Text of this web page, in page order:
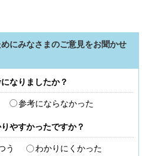
にみなさまのご意見をお聞かせ
なりましたか？
参考にならなかった
やすかったですか？
う わかりにくかった